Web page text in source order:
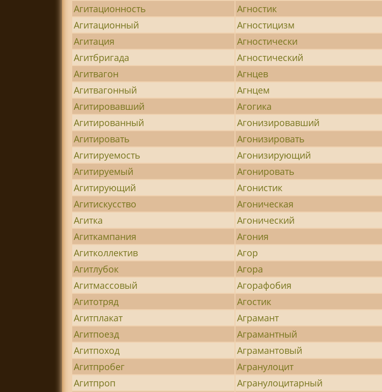
Агитационность
Агностик
Агитационный
Агностицизм
Агитация
Агностически
Агитбригада
Агностический
Агитвагон
Агнцев
Агитвагонный
Агнцем
Агитировавший
Агогика
Агитированный
Агонизировавший
Агитировать
Агонизировать
Агитируемость
Агонизирующий
Агитируемый
Агонировать
Агитирующий
Агонистик
Агитискусство
Агоническая
Агитка
Агонический
Агиткампания
Агония
Агитколлектив
Агор
Агитлубок
Агора
Агитмассовый
Агорафобия
Агитотряд
Агостик
Агитплакат
Аграмант
Агитпоезд
Аграмантный
Агитпоход
Аграмантовый
Агитпробег
Агранулоцит
Агитпроп
Агранулоцитарный